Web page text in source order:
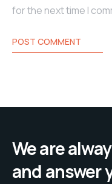
for the next time I
POST COMMENT
We are
and answer